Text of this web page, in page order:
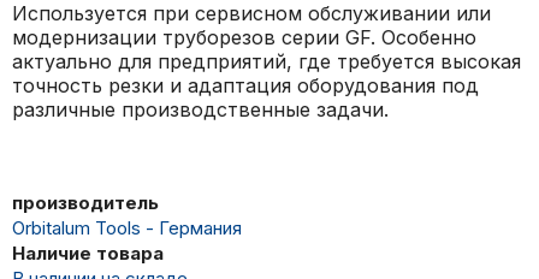
Используется при сервисном обслуживании или
модернизации труборезов серии GF. Особенно
актуально для предприятий, где требуется высокая
точность резки и адаптация оборудования под
различные производственные задачи.
производитель
Orbitalum Tools - Германия
Наличие товара